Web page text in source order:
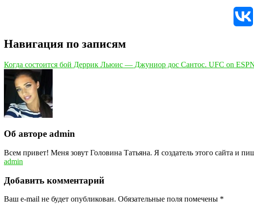
Навигация по записям
Когда состоится бой Деррик Льюис — Джуниор дос Сантос. UFC on
Об авторе admin
Всем привет! Меня зовут Головина Татьяна. Я создатель этого сайта и
admin
Добавить комментарий
Ваш e-mail не будет опубликован. Обязательные поля помечены *